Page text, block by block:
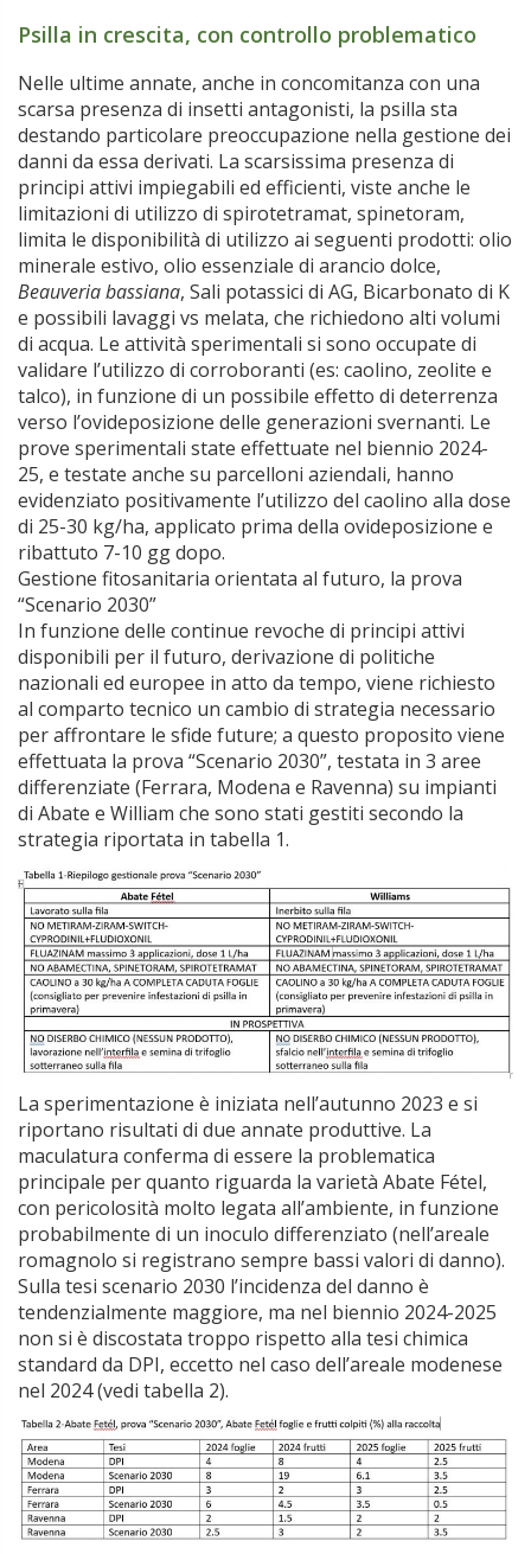
Psilla in crescita, con controllo problematico
Nelle ultime annate, anche in concomitanza con una
scarsa presenza di insetti antagonisti, la psilla sta
destando particolare preoccupazione nella gestione dei
danni da essa derivati. La scarsissima presenza di
principi attivi impiegabili ed efficienti, viste anche le
limitazioni di utilizzo di spirotetramat, spinetoram,
limita le disponibilità di utilizzo ai seguenti prodotti: olio
minerale estivo, olio essenziale di arancio dolce,
Beauveria bassiana, Sali potassici di AG, Bicarbonato di K
e possibili lavaggi vs melata, che richiedono alti volumi
di acqua. Le attività sperimentali si sono occupate di
validare l’utilizzo di corroboranti (es: caolino, zeolite e
talco), in funzione di un possibile effetto di deterrenza
verso l’ovideposizione delle generazioni svernanti. Le
prove sperimentali state effettuate nel biennio 2024-
25, e testate anche su parcelloni aziendali, hanno
evidenziato positivamente l’utilizzo del caolino alla dose
di 25-30 kg/ha, applicato prima della ovideposizione e
ribattuto 7-10 gg dopo.
Gestione fitosanitaria orientata al futuro, la prova
“Scenario 2030”
In funzione delle continue revoche di principi attivi
disponibili per il futuro, derivazione di politiche
nazionali ed europee in atto da tempo, viene richiesto
al comparto tecnico un cambio di strategia necessario
per affrontare le sfide future; a questo proposito viene
effettuata la prova “Scenario 2030”, testata in 3 aree
differenziate (Ferrara, Modena e Ravenna) su impianti
di Abate e William che sono stati gestiti secondo la
strategia riportata in tabella 1.
La sperimentazione è iniziata nell’autunno 2023 e si
riportano risultati di due annate produttive. La
maculatura conferma di essere la problematica
principale per quanto riguarda la varietà Abate Fétel,
con pericolosità molto legata all’ambiente, in funzione
probabilmente di un inoculo differenziato (nell’areale
romagnolo si registrano sempre bassi valori di danno).
Sulla tesi scenario 2030 l’incidenza del danno è
tendenzialmente maggiore, ma nel biennio 2024-2025
non si è discostata troppo rispetto alla tesi chimica
standard da DPI, eccetto nel caso dell’areale modenese
nel 2024 (vedi tabella 2).